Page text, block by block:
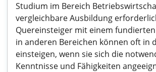
Studium im Bereich
vergleichbare Ausbildung
Quereinsteiger mit einem
in anderen Bereichen können oft in
einsteigen, wenn sie sich die
Kenntnisse und Fähigkeiten